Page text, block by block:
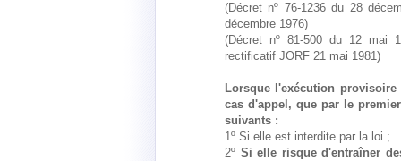
(Décret nº 76-1236 du 28
décembre 1976)
(Décret nº 81-500 du 12 mai
rectificatif JORF 21 mai 1981)
Lorsque l'exécution
cas d'appel, que par le
suivants :
1º Si elle est interdite par la loi ;
2º Si elle risque d'entraîner